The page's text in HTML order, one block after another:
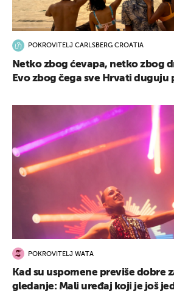
POKROVITELJ CARLSBERG CROATIA
Netko zbog ćevapa, netko zbog
Evo zbog čega sve Hrvati duguju
POKROVITELJ WATA
Kad su uspomene previše dobre
gledanje: Mali uređaj koji je još